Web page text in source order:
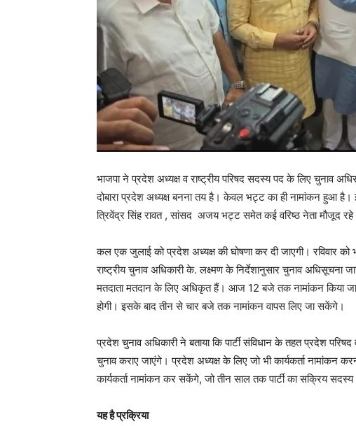
भाजपा ने प्रदेश अध्यक्ष व राष्ट्रीय परिषद सदस्य पद के लिए चुनाव
दोबारा प्रदेश अध्यक्ष बनना तय है। केवल भट्ट का ही नामांकन हुआ है।
त्रिवेंद्र सिंह रावत , सांसद अजय भट्ट समेत कई वरिष्ठ नेता मौजूद
कल एक जुलाई को प्रदेश अध्यक्ष की घोषणा कर दी जाएगी। रविवार
राष्ट्रीय चुनाव अधिकारी के. लक्ष्मण के निर्देशानुसार चुनाव अधिसूचना
मतदाता मतदान के लिए अधिकृत हैं। आज 12 बजे तक नामांकन किया
होगी। इसके बाद तीन से चार बजे तक नामांकन वापस लिए जा सकेंगे।
प्रदेश चुनाव अधिकारी ने बताया कि पार्टी संविधान के तहत प्रदेश परिषद
चुनाव कराए जाएंगे। प्रदेश अध्यक्ष के लिए जो भी कार्यकर्ता नामांकन
कार्यकर्ता नामांकन कर सकेंगे, जो तीन साल तक पार्टी का सक्रिय
यह है प्रक्रिया